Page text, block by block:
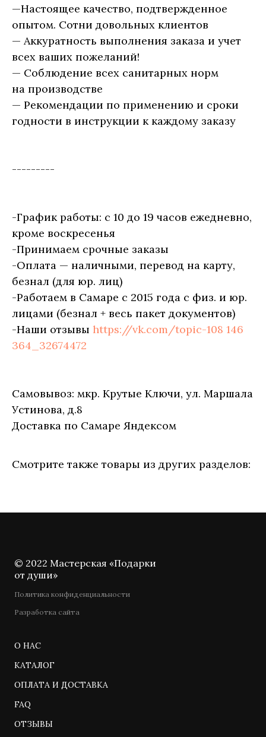
—Настоящее качество, подтвержденное
опытом. Сотни довольных клиентов
— Аккуратность выполнения заказа и учет
всех ваших пожеланий!
— Соблюдение всех санитарных норм
на производстве
— Рекомендации по применению и сроки
годности в инструкции к каждому заказу
---------
-График работы: с 10 до 19 часов ежедневно,
кроме воскресенья
-Принимаем срочные заказы
-Оплата — наличными, перевод на карту,
безнал (для юр. лиц)
-Работаем в Самаре с 2015 года с физ. и юр.
лицами (безнал + весь пакет документов)
-Наши отзывы https://vk.com/topic-108 146
364_32674472
Самовывоз: мкр. Крутые Ключи, ул. Маршала
Устинова, д.8
Доставка по Самаре Яндексом
Смотрите также товары из других разделов:
© 2022 Мастерская «Подарки
от души»
Политика конфиденциальности
Разработка сайта
О НАС
КАТАЛОГ
ОПЛАТА И ДОСТАВКА
FAQ
ОТЗЫВЫ